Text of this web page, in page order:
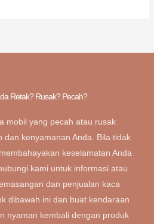
Retak? Rusak? Pecah?
mobil yang pecah atau rusak
dan kenyamanan Anda. Bila tidak
keselamatan Anda
kami untuk informasi atau
dan penjualan kaca
dibawah ini dan buat kendaraan
nyaman kembali dengan produk